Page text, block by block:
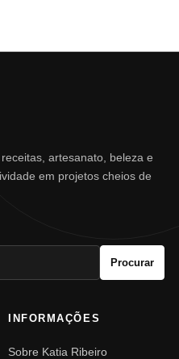
artesanato, beleza e
em projetos cheios de
Procurar
INFORMAÇÕES
Sobre Katia Ribeiro